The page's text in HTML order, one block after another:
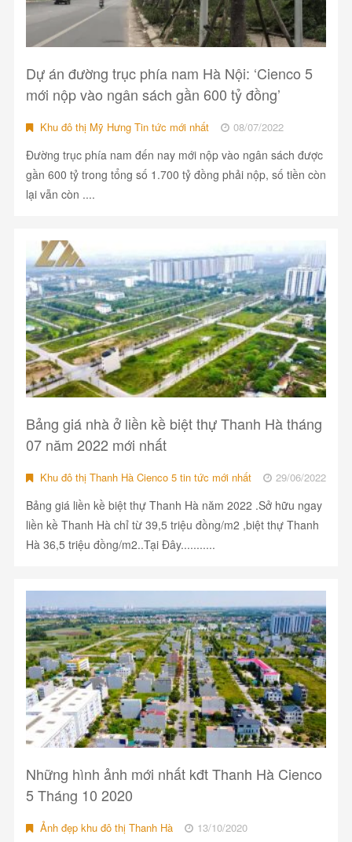
Dự án đường trục phía nam Hà Nội: ‘Cienco 5
mới nộp vào ngân sách gần 600 tỷ đồng’
Khu đô thị Mỹ Hưng Tin tức mới nhất 08/07/2022
Đường trục phía nam đến nay mới nộp vào ngân sách được
gần 600 tỷ trong tổng số 1.700 tỷ đồng phải nộp, số tiền còn
lại vẫn còn ....
Bảng giá nhà ở liền kề biệt thự Thanh Hà tháng
07 năm 2022 mới nhất
Khu đô thị Thanh Hà Cienco 5 tin tức mới nhất 29/06/2022
Bảng giá liền kề biệt thự Thanh Hà năm 2022 .Sở hữu ngay
liền kề Thanh Hà chỉ từ 39,5 triệu đồng/m2 ,biệt thự Thanh
Hà 36,5 triệu đồng/m2..Tại Đây...........
Những hình ảnh mới nhất kđt Thanh Hà Cienco
5 Tháng 10 2020
Ảnh đẹp khu đô thị Thanh Hà 13/10/2020